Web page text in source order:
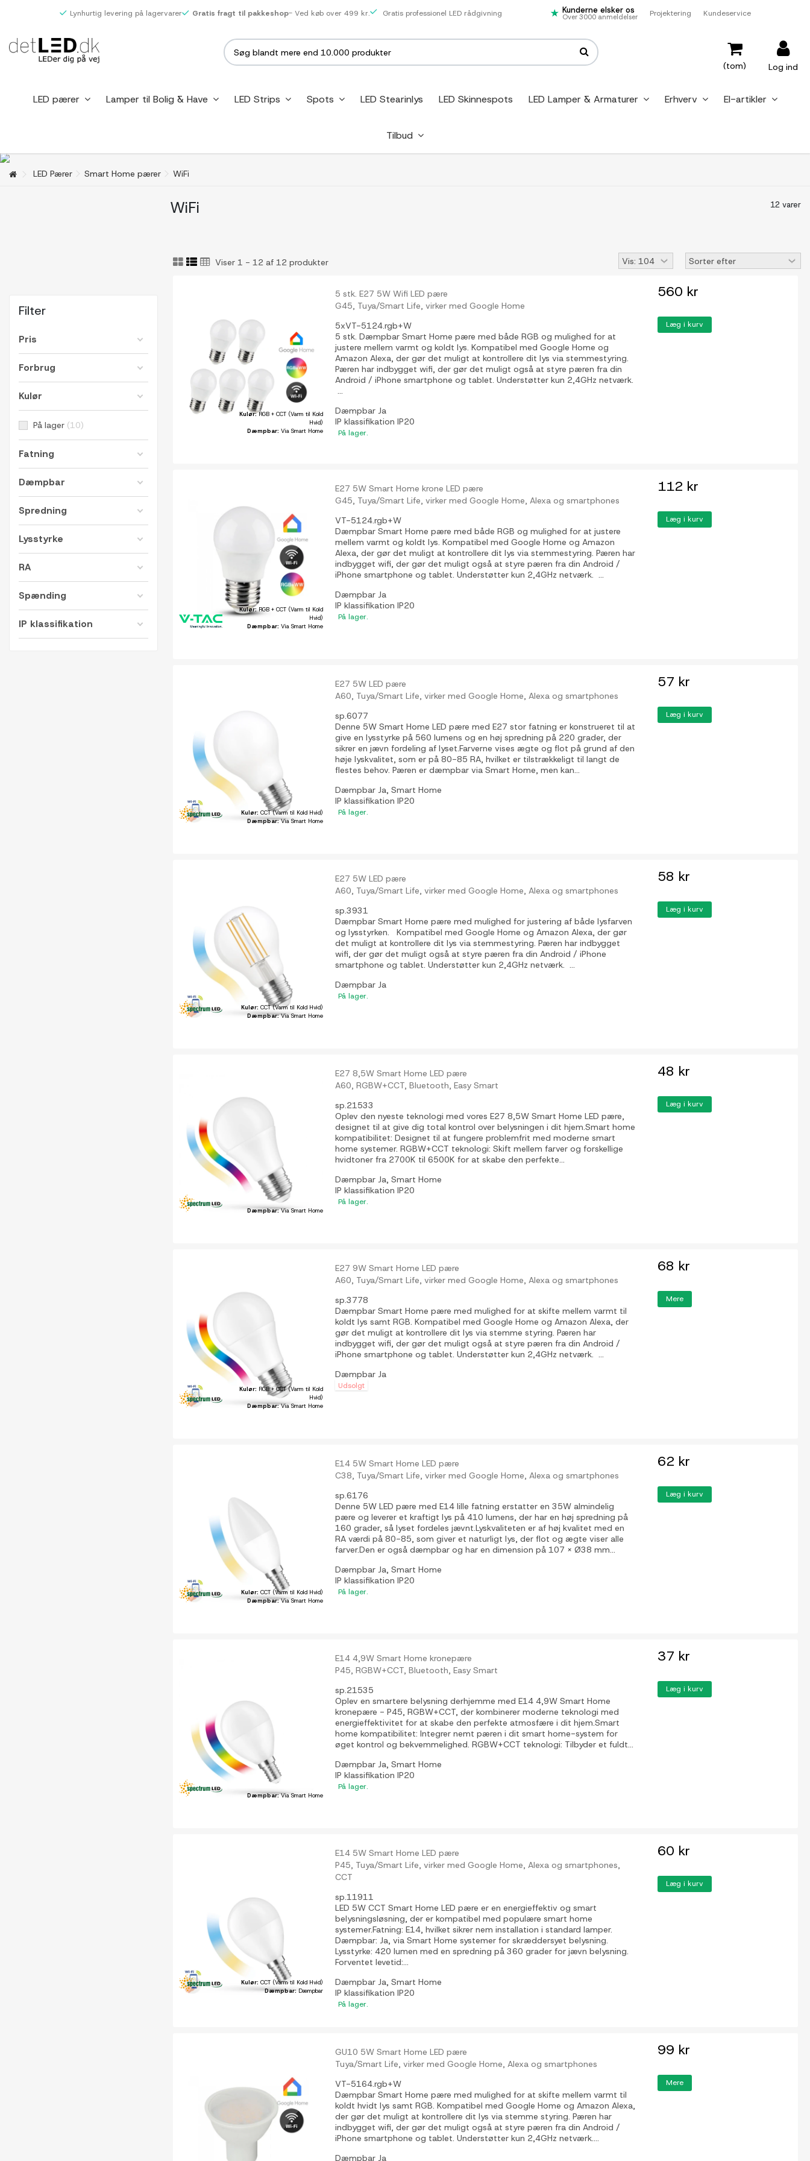
Lynhurtig levering på lagervarer Gratis fragt til pakkeshop- Ved køb over 499 kr. Gratis professionel LED rådgivning Kunderne elsker os
Over 3000 anmeldelser Projektering Kundeservice
Log ind
(tom)
LED pærer Lamper til Bolig & Have LED Strips Spots LED Stearinlys LED Skinnespots LED Lamper & Armaturer Erhverv El-artikler
Tilbud
LED Pærer Smart Home pærer WiFi
WiFi 12 varer
Viser 1 - 12 af 12 produkter
Kulør:RGB + CCT (Varm til Kold
Hvid)
Dæmpbar:Via Smart Home
5 stk. E27 5W Wifi LED pære
G45, Tuya/Smart Life, virker med Google Home
5xVT-5124.rgb+W
5 stk. Dæmpbar Smart Home pære med både RGB og mulighed for at
justere mellem varmt og koldt lys. Kompatibel med Google Home og
Amazon Alexa, der gør det muligt at kontrollere dit lys via stemmestyring.
Pæren har indbygget wifi, der gør det muligt også at styre pæren fra din
Android / iPhone smartphone og tablet. Understøtter kun 2,4GHz netværk.
...
DæmpbarJa
IP klassifikationIP20
På lager.
560 kr
Læg i kurv
Kulør: RGB + CCT (Varm til Kold
Hvid)
Dæmpbar:Via Smart Home
E27 5W Smart Home krone LED pære
G45, Tuya/Smart Life, virker med Google Home, Alexa og smartphones
VT-5124.rgb+W
Dæmpbar Smart Home pære med både RGB og mulighed for at justere
mellem varmt og koldt lys. Kompatibel med Google Home og Amazon
Alexa, der gør det muligt at kontrollere dit lys via stemmestyring. Pæren har
indbygget wifi, der gør det muligt også at styre pæren fra din Android /
iPhone smartphone og tablet. Understøtter kun 2,4GHz netværk. ...
DæmpbarJa
IP klassifikationIP20
På lager.
112 kr
Læg i kurv
Kulør:CCT (Varm til Kold Hvid)
Dæmpbar:Via Smart Home
E27 5W LED pære
A60, Tuya/Smart Life, virker med Google Home, Alexa og smartphones
sp.6077
Denne 5W Smart Home LED pære med E27 stor fatning er konstrueret til at
give en lysstyrke på 560 lumens og en høj spredning på 220 grader, der
sikrer en jævn fordeling af lyset.Farverne vises ægte og flot på grund af den
høje lyskvalitet, som er på 80-85 RA, hvilket er tilstrækkeligt til langt de
flestes behov. Pæren er dæmpbar via Smart Home, men kan...
Dæmpbar Ja, Smart Home
IP klassifikationIP20
På lager.
57 kr
Læg i kurv
Kulør:CCT (Varm til Kold Hvid)
Dæmpbar:Via Smart Home
E27 5W LED pære
A60, Tuya/Smart Life, virker med Google Home, Alexa og smartphones
sp.3931
Dæmpbar Smart Home pære med mulighed for justering af både lysfarven
og lysstyrken. Kompatibel med Google Home og Amazon Alexa, der gør
det muligt at kontrollere dit lys via stemmestyring. Pæren har indbygget
wifi, der gør det muligt også at styre pæren fra din Android / iPhone
smartphone og tablet. Understøtter kun 2,4GHz netværk. ...
DæmpbarJa
På lager.
58 kr
Læg i kurv
Dæmpbar:Via Smart Home
E27 8,5W Smart Home LED pære
A60, RGBW+CCT, Bluetooth, Easy Smart
sp.21533
Oplev den nyeste teknologi med vores E27 8,5W Smart Home LED pære,
designet til at give dig total kontrol over belysningen i dit hjem.Smart home
kompatibilitet: Designet til at fungere problemfrit med moderne smart
home systemer. RGBW+CCT teknologi: Skift mellem farver og forskellige
hvidtoner fra 2700K til 6500K for at skabe den perfekte...
DæmpbarJa, Smart Home
IP klassifikationIP20
På lager.
48 kr
Læg i kurv
Kulør: RGB + CCT (Varm til Kold
Hvid)
Dæmpbar:Via Smart Home
E27 9W Smart Home LED pære
A60, Tuya/Smart Life, virker med Google Home, Alexa og smartphones
sp.3778
Dæmpbar Smart Home pære med mulighed for at skifte mellem varmt til
koldt lys samt RGB. Kompatibel med Google Home og Amazon Alexa, der
gør det muligt at kontrollere dit lys via stemme styring. Pæren har
indbygget wifi, der gør det muligt også at styre pæren fra din Android /
iPhone smartphone og tablet. Understøtter kun 2,4GHz netværk. ...
DæmpbarJa
Udsolgt
68 kr
Mere
Kulør:CCT (Varm til Kold Hvid)
Dæmpbar:Via Smart Home
E14 5W Smart Home LED pære
C38, Tuya/Smart Life, virker med Google Home, Alexa og smartphones
sp.6176
Denne 5W LED pære med E14 lille fatning erstatter en 35W almindelig
pære og leverer et kraftigt lys på 410 lumens, der har en høj spredning på
160 grader, så lyset fordeles jævnt.Lyskvaliteten er af høj kvalitet med en
RA værdi på 80-85, som giver et naturligt lys, der flot og ægte viser alle
farver.Den er også dæmpbar og har en dimension på 107 x Ø38 mm...
DæmpbarJa, Smart Home
IP klassifikationIP20
På lager.
62 kr
Læg i kurv
Dæmpbar:Via Smart Home
E14 4,9W Smart Home kronepære
P45, RGBW+CCT, Bluetooth, Easy Smart
sp.21535
Oplev en smartere belysning derhjemme med E14 4,9W Smart Home
kronepære - P45, RGBW+CCT, der kombinerer moderne teknologi med
energieffektivitet for at skabe den perfekte atmosfære i dit hjem.Smart
home kompatibilitet: Integrer nemt pæren i dit smart home-system for
øget kontrol og bekvemmelighed. RGBW+CCT teknologi: Tilbyder et fuldt...
DæmpbarJa, Smart Home
IP klassifikationIP20
På lager.
37 kr
Læg i kurv
Kulør:CCT (Varm til Kold Hvid)
Dæmpbar: Dæmpbar
E14 5W Smart Home LED pære
P45, Tuya/Smart Life, virker med Google Home, Alexa og smartphones,
CCT
sp.11911
LED 5W CCT Smart Home LED pære er en energieffektiv og smart
belysningsløsning, der er kompatibel med populære smart home
systemer.Fatning: E14, hvilket sikrer nem installation i standard lamper.
Dæmpbar: Ja, via Smart Home systemer for skræddersyet belysning.
Lysstyrke: 420 lumen med en spredning på 360 grader for jævn belysning.
Forventet levetid:...
DæmpbarJa, Smart Home
IP klassifikationIP20
På lager.
60 kr
Læg i kurv
GU10 5W Smart Home LED pære
Tuya/Smart Life, virker med Google Home, Alexa og smartphones
VT-5164.rgb+W
Dæmpbar Smart Home pære med mulighed for at skifte mellem varmt til
koldt hvidt lys samt RGB. Kompatibel med Google Home og Amazon Alexa,
der gør det muligt at kontrollere dit lys via stemme styring. Pæren har
indbygget wifi, der gør det muligt også at styre pæren fra din Android /
iPhone smartphone og tablet. Understøtter kun 2,4GHz netværk....
DæmpbarJa
99 kr
Mere
Filter
Pris
Forbrug
Kulør
På lager 10
Fatning
Dæmpbar
Spredning
Lysstyrke
RA
Spænding
IP klassifikation